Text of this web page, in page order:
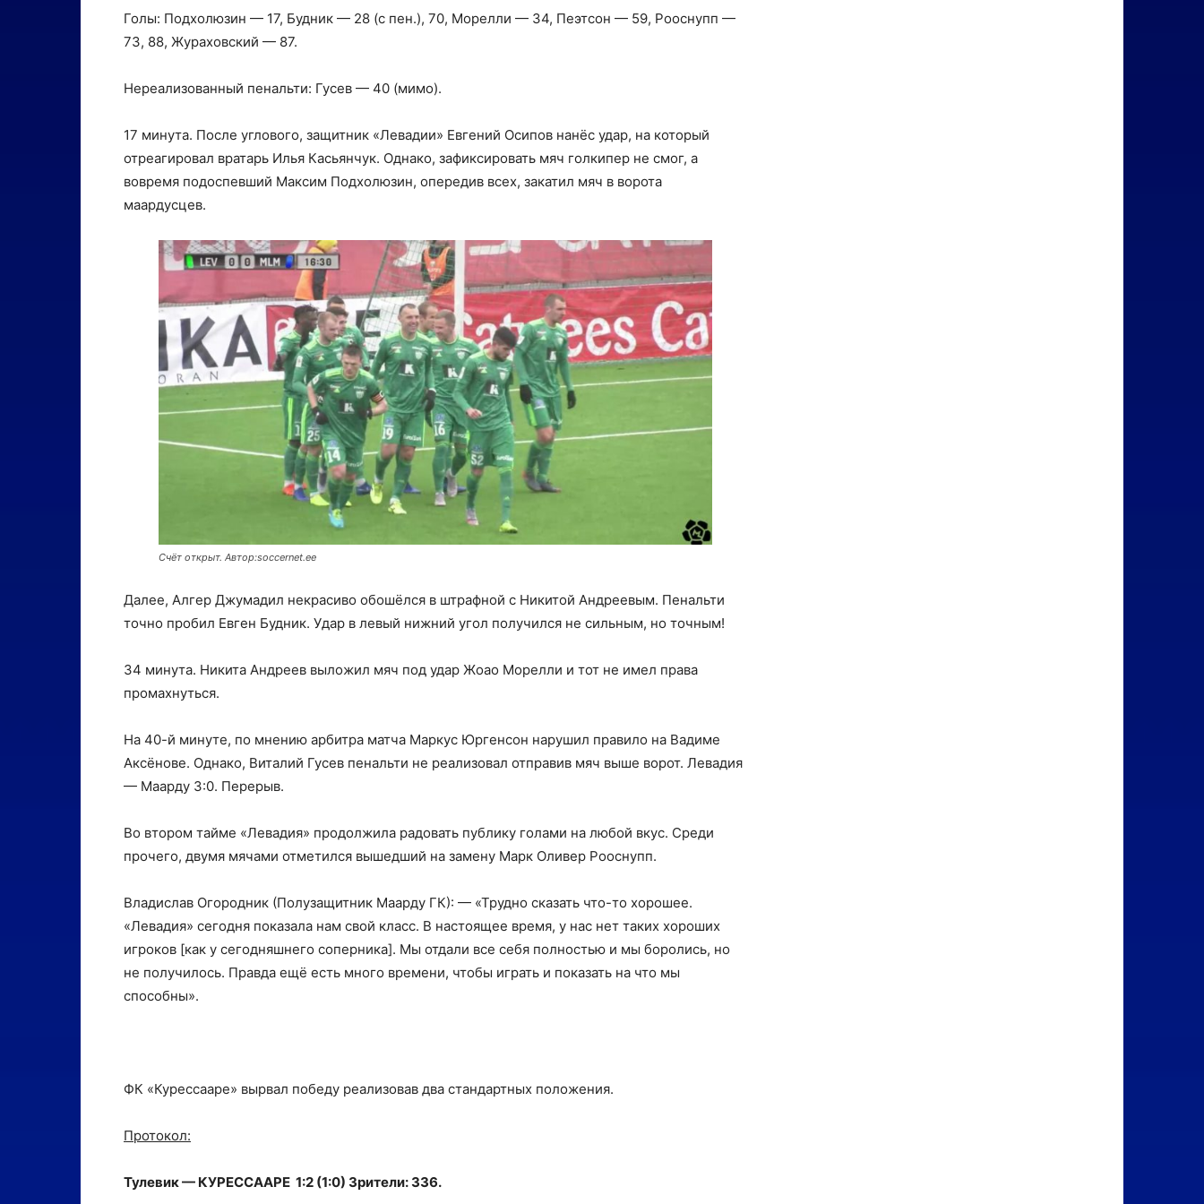
Голы: Подхолюзин — 17, Будник — 28 (с пен.), 70, Морелли — 34, Пеэтсон — 59, Рооснупп —
73, 88, Жураховский — 87.
Нереализованный пенальти: Гусев — 40 (мимо).
17 минута. После углового, защитник «Левадии» Евгений Осипов нанёс удар, на который
отреагировал вратарь Илья Касьянчук. Однако, зафиксировать мяч голкипер не смог, а
вовремя подоспевший Максим Подхолюзин, опередив всех, закатил мяч в ворота
маардусцев.
Счёт открыт. Автор:soccernet.ee
Далее, Алгер Джумадил некрасиво обошёлся в штрафной с Никитой Андреевым. Пенальти
точно пробил Евген Будник. Удар в левый нижний угол получился не сильным, но точным!
34 минута. Никита Андреев выложил мяч под удар Жоао Морелли и тот не имел права
промахнуться.
На 40-й минуте, по мнению арбитра матча Маркус Юргенсон нарушил правило на Вадиме
Аксёнове. Однако, Виталий Гусев пенальти не реализовал отправив мяч выше ворот. Левадия
— Маарду 3:0. Перерыв.
Во втором тайме «Левадия» продолжила радовать публику голами на любой вкус. Среди
прочего, двумя мячами отметился вышедший на замену Марк Оливер Рооснупп.
Владислав Огородник (Полузащитник Маарду ГК): — «Трудно сказать что-то хорошее.
«Левадия» сегодня показала нам свой класс. В настоящее время, у нас нет таких хороших
игроков [как у сегодняшнего соперника]. Мы отдали все себя полностью и мы боролись, но
не получилось. Правда ещё есть много времени, чтобы играть и показать на что мы
способны».
ФК «Курессааре» вырвал победу реализовав два стандартных положения.
Протокол:
Тулевик — КУРЕССААРЕ 1:2 (1:0) Зрители: 336.